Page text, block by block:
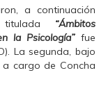
a continuación
titulada “Ámbitos
la Psicología”fue
La segunda, bajo
cargo de Concha